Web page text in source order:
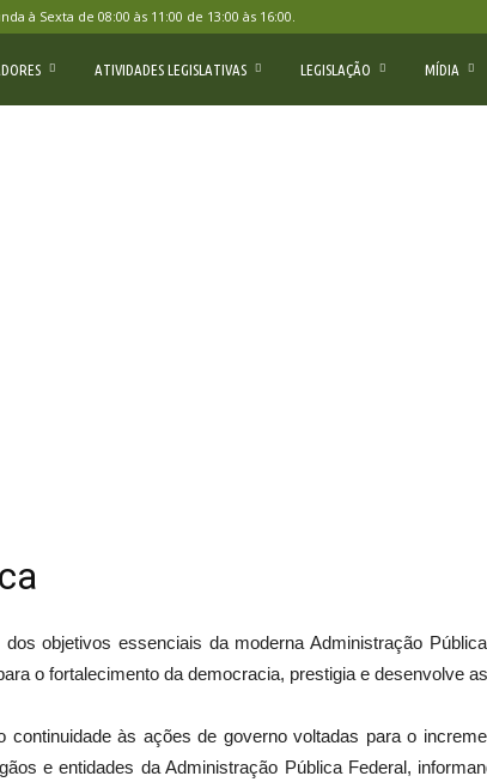
à Sexta de 08:00 às 11:00 de 13:00 às 16:00.
ATIVIDADES LEGISLATIVAS LEGISLAÇÃO MÍDIA
objetivos essenciais da moderna Administração
o fortalecimento da democracia, prestigia e desenvolve
continuidade às ações de governo voltadas para o
e entidades da Administração Pública Federal,